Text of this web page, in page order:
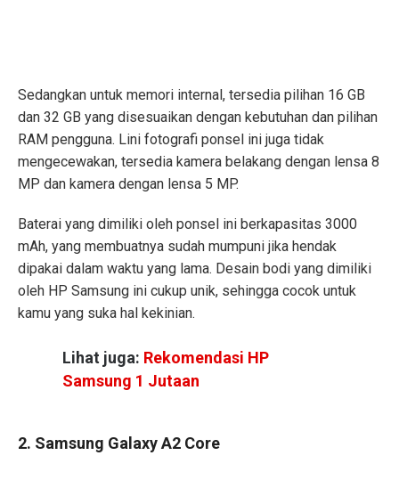
Sedangkan untuk memori internal, tersedia pilihan 16 GB
dan 32 GB yang disesuaikan dengan kebutuhan dan pilihan
RAM pengguna. Lini fotografi ponsel ini juga tidak
mengecewakan, tersedia kamera belakang dengan lensa 8
MP dan kamera dengan lensa 5 MP.
Baterai yang dimiliki oleh ponsel ini berkapasitas 3000
mAh, yang membuatnya sudah mumpuni jika hendak
dipakai dalam waktu yang lama. Desain bodi yang dimiliki
oleh HP Samsung ini cukup unik, sehingga cocok untuk
kamu yang suka hal kekinian.
Lihat juga: Rekomendasi HP
Samsung 1 Jutaan
2. Samsung Galaxy A2 Core